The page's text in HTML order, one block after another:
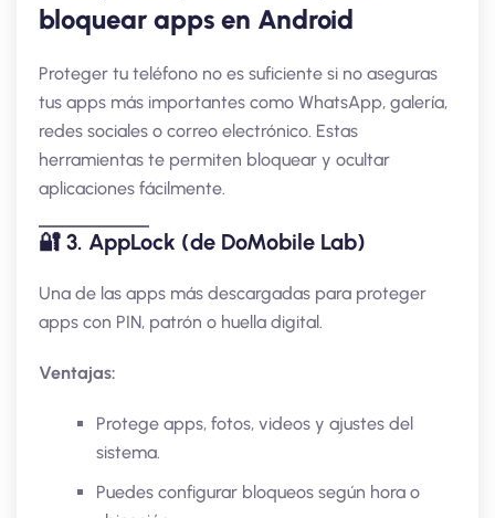
bloquear apps en Android
Proteger tu teléfono no es suficiente si no aseguras
tus apps más importantes como WhatsApp, galería,
redes sociales o correo electrónico. Estas
herramientas te permiten bloquear y ocultar
aplicaciones fácilmente.
🔐 3. AppLock (de DoMobile Lab)
Una de las apps más descargadas para proteger
apps con PIN, patrón o huella digital.
Ventajas:
Protege apps, fotos, videos y ajustes del
sistema.
Puedes configurar bloqueos según hora o